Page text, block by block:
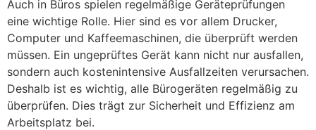
Auch in Büros spielen regelmäßige Geräteprüfungen
eine wichtige Rolle. Hier sind es vor allem Drucker,
Computer und Kaffeemaschinen, die überprüft werden
müssen. Ein ungeprüftes Gerät kann nicht nur ausfallen,
sondern auch kostenintensive Ausfallzeiten verursachen.
Deshalb ist es wichtig, alle Bürogeräten regelmäßig zu
überprüfen. Dies trägt zur Sicherheit und Effizienz am
Arbeitsplatz bei.